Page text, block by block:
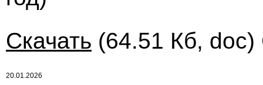
Скачать (64.51 Кб, doc)
20.01.2026